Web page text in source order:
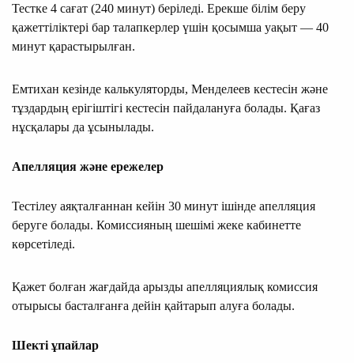
Тестке 4 сағат (240 минут) беріледі. Ерекше білім беру
қажеттіліктері бар талапкерлер үшін қосымша уақыт — 40
минут қарастырылған.
Емтихан кезінде калькуляторды, Менделеев кестесін және
тұздардың ерігіштігі кестесін пайдалануға болады. Қағаз
нұсқалары да ұсынылады.
Апелляция және ережелер
Тестілеу аяқталғаннан кейін 30 минут ішінде апелляция
беруге болады. Комиссияның шешімі жеке кабинетте
көрсетіледі.
Қажет болған жағдайда арызды апелляциялық комиссия
отырысы басталғанға дейін қайтарып алуға болады.
Шекті ұпайлар